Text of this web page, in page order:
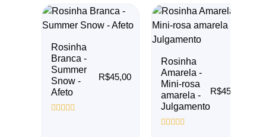
Rosinha
Branca -
Summer
Snow -
Afeto
R$45,00
Rosinha
Amarela -
Mini-rosa
amarela -
Julgamento
R$45,00